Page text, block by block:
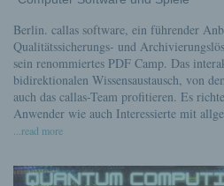
Berlin. callas software, ein führender
Qualitätssicherungs- und
sein renommiertes PDF Camp. Das
bidirektionalen Wissensaustausch, von
auch das callas-Team profitieren. Es
Anwender wie auch Interessierte mit
...read more